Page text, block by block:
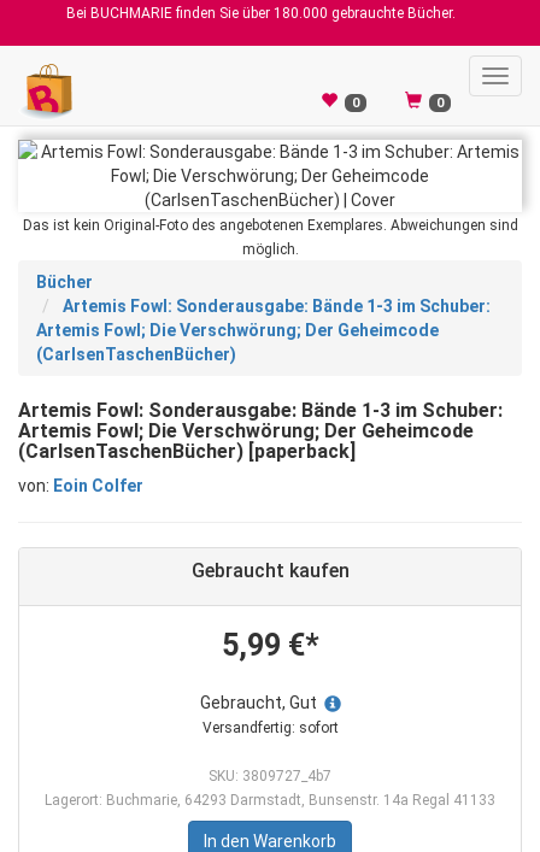
Bei BUCHMARIE finden Sie über 180.000 gebrauchte Bücher.
0 0
Das ist kein Original-Foto des angebotenen Exemplares. Abweichungen sind
möglich.
Bücher
Artemis Fowl: Sonderausgabe: Bände 1-3 im Schuber:
Artemis Fowl; Die Verschwörung; Der Geheimcode
(CarlsenTaschenBücher)
Artemis Fowl: Sonderausgabe: Bände 1-3 im Schuber:
Artemis Fowl; Die Verschwörung; Der Geheimcode
(CarlsenTaschenBücher) [paperback]
von: Eoin Colfer
Gebraucht kaufen
5,99 €*
Gebraucht, Gut
Versandfertig: sofort
SKU: 3809727_4b7
Lagerort: Buchmarie, 64293 Darmstadt, Bunsenstr. 14a Regal 41133
In den Warenkorb